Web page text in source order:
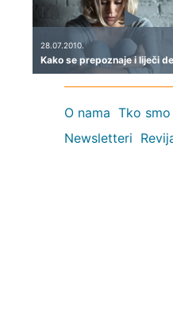
28.07.2010.
Kako se prepoznaje i liječi
O nama Tko smo
Newsletteri